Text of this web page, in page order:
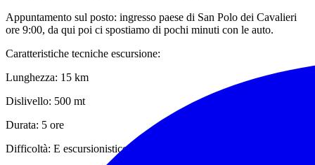
Appuntamento sul posto: ingresso paese di San Polo dei Cavalieri
ore 9:00, da qui poi ci spostiamo di pochi minuti con le auto.
Caratteristiche tecniche escursione:
Lunghezza: 15 km
Dislivello: 500 mt
Durata: 5 ore
Difficoltà: E escursionistico